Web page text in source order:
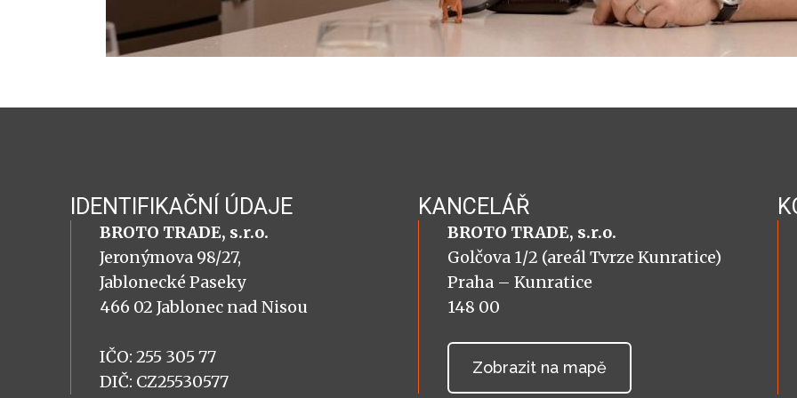
IDENTIFIKAČNÍ ÚDAJE
BROTO TRADE, s.r.o.
Jeronýmova 98/27,
Jablonecké Paseky
466 02 Jablonec nad Nisou
IČO: 255 305 77
DIČ: CZ25530577
KANCELÁŘ
BROTO TRADE, s.r.o.
Golčova 1/2 (areál Tvrze Kunratice)
Praha – Kunratice
148 00
Zobrazit na mapě